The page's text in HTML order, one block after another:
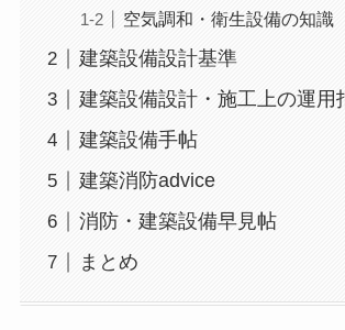
空気調和・衛生設備の知識
建築設備設計基準
建築設備設計・施工上の運用
建築設備手帖
建築消防advice
消防・建築設備早見帖
まとめ